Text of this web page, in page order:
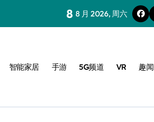
8 8 月 2026, 周六
智能家居 手游 5G频道 VR 趣闻